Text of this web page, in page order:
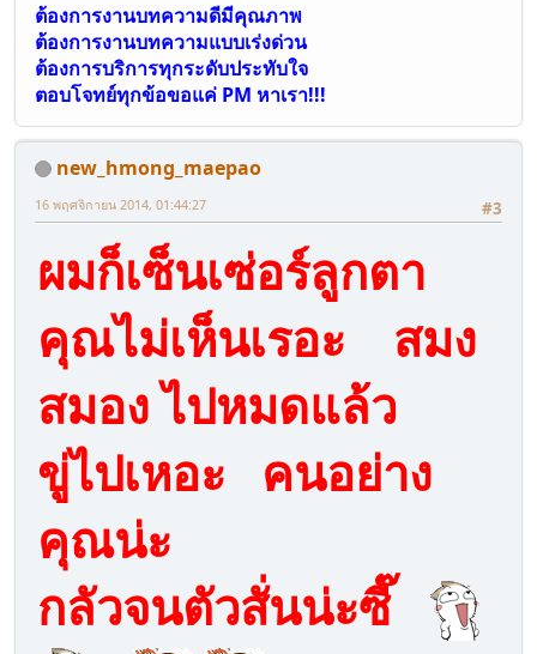
ต้องการงานบทความดีมีคุณภาพ
ต้องการงานบทความแบบเร่งด่วน
ต้องการบริการทุกระดับประทับใจ
ตอบโจทย์ทุกข้อขอแค่ PM หาเรา!!!
new_hmong_maepao
#3
16 พฤศจิกายน 2014, 01:44:27
ผมก็เซ็นเซ่อร์ลูกตา
คุณไม่เห็นเรอะ สมง
สมอง ไปหมดแล้ว
ขู่ไปเหอะ คนอย่าง
คุณน่ะ
กลัวจนตัวสั่นน่ะซี๊